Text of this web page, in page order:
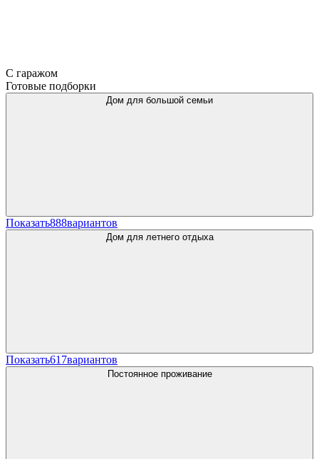
С гаражом
Готовые подборки
Дом для большой семьи
Показать888вариантов
Дом для летнего отдыха
Показать617вариантов
Постоянное проживание